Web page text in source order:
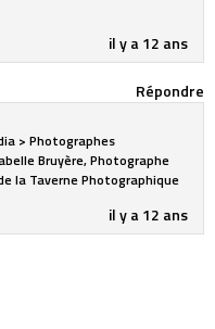
il y a 12 ans
il y a 12 ans
> Photographes
Bruyère, Photographe
la Taverne Photographique
Répondre